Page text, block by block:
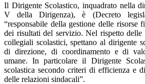
Il Dirigente Scolastico, inquadrato nella
V della Dirigenza), è (Decreto
“responsabile della gestione delle risorse
dei risultati del servizio. Nel rispetto delle
collegiali scolastici, spettano al dirigente
di direzione, di coordinamento e di
umane. In particolare il Dirigente
scolastica secondo criteri di efficienza e
delle relazioni sindacali”.